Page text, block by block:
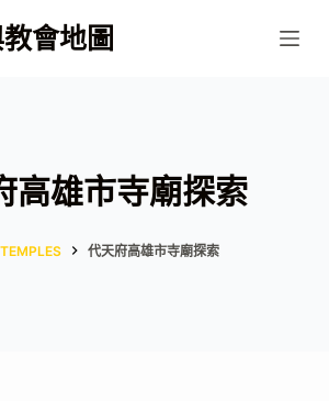
會地圖
高雄市寺廟探索
TEMPLES 代天府高雄市寺廟探索